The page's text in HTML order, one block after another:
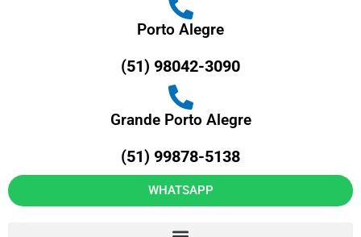
Porto Alegre
(51) 98042-3090
Grande Porto Alegre
(51) 99878-5138
WHATSAPP